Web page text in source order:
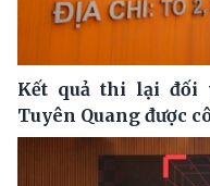
Kết quả thi lại đối
Tuyên Quang được